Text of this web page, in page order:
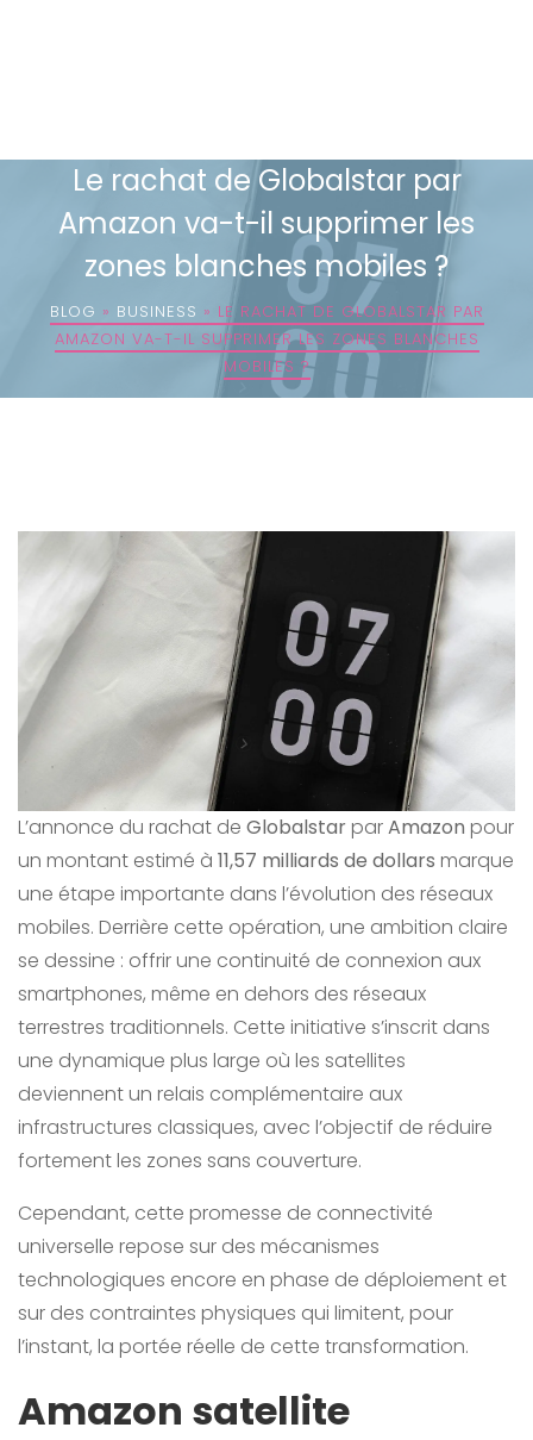
Le rachat de Globalstar par
Amazon va-t-il supprimer les
zones blanches mobiles ?
BLOG » BUSINESS » LE RACHAT DE GLOBALSTAR PAR
AMAZON VA-T-IL SUPPRIMER LES ZONES BLANCHES
MOBILES ?
L’annonce du rachat de GlobalstarparAmazon pour
un montant estimé à 11,57 milliards de dollars marque
une étape importante dans l’évolution des réseaux
mobiles. Derrière cette opération, une ambition claire
se dessine : offrir une continuité de connexion aux
smartphones, même en dehors des réseaux
terrestres traditionnels. Cette initiative s’inscrit dans
une dynamique plus large où les satellites
deviennent un relais complémentaire aux
infrastructures classiques, avec l’objectif de réduire
fortement les zones sans couverture.
Cependant, cette promesse de connectivité
universelle repose sur des mécanismes
technologiques encore en phase de déploiement et
sur des contraintes physiques qui limitent, pour
l’instant, la portée réelle de cette transformation.
Amazon satellite